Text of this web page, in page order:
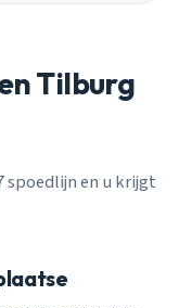
Tilburg
spoedlijn en u krijgt